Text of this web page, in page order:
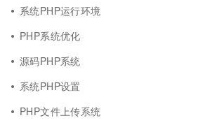
系统PHP运行环境
PHP系统优化
源码PHP系统
系统PHP设置
PHP文件上传系统